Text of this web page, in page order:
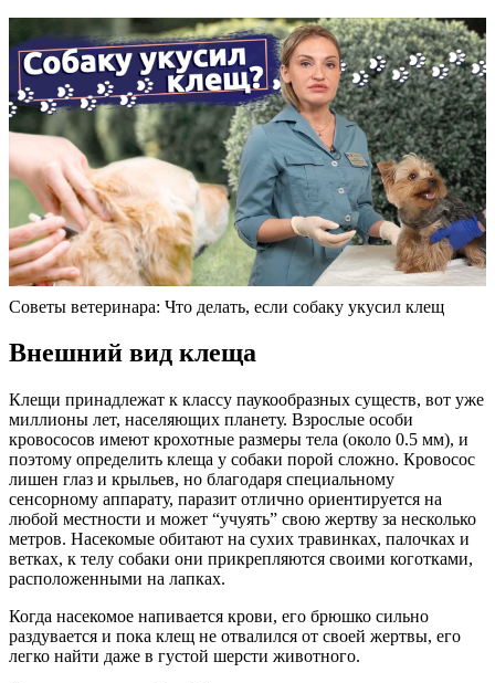
Советы ветеринара: Что делать, если собаку укусил клещ
Внешний вид клеща
Клещи принадлежат к классу паукообразных существ, вот уже
миллионы лет, населяющих планету. Взрослые особи
кровососов имеют крохотные размеры тела (около 0.5 мм), и
поэтому определить клеща у собаки порой сложно. Кровосос
лишен глаз и крыльев, но благодаря специальному
сенсорному аппарату, паразит отлично ориентируется на
любой местности и может “учуять” свою жертву за несколько
метров. Насекомые обитают на сухих травинках, палочках и
ветках, к телу собаки они прикрепляются своими коготками,
расположенными на лапках.
Когда насекомое напивается крови, его брюшко сильно
раздувается и пока клещ не отвалился от своей жертвы, его
легко найти даже в густой шерсти животного.